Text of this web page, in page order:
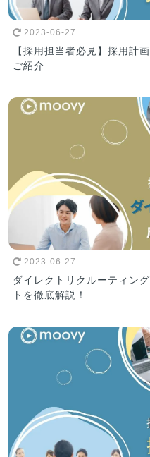
2023-06-27
【採用担当者必見】採用計
ご紹介
2023-06-27
ダイレクトリクルーティン
トを徹底解説！